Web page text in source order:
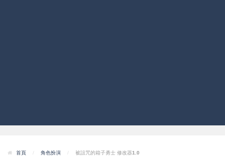
首頁 / 角色扮演 / 被詛咒的箱子勇士 修改器1.0